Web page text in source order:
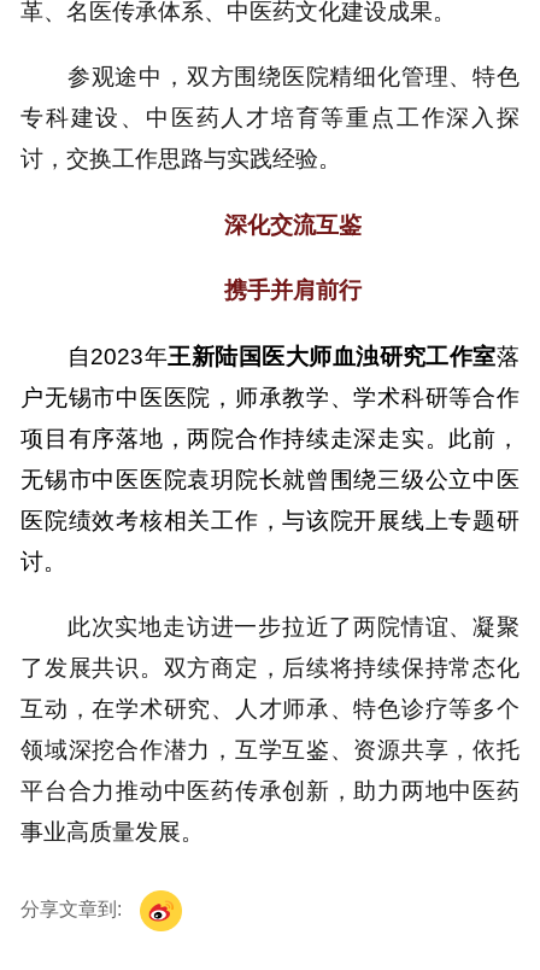
革、名医传承体系、中医药文化建设成果。
参观途中，双方围绕医院精细化管理、特色
专科建设、中医药人才培育等重点工作深入探
讨，交换工作思路与实践经验。
深化交流互鉴
携手并肩前行
自2023年王新陆国医大师血浊研究工作室落
户无锡市中医医院，师承教学、学术科研等合作
项目有序落地，两院合作持续走深走实。此前，
无锡市中医医院袁玥院长就曾围绕三级公立中医
医院绩效考核相关工作，与该院开展线上专题研
讨。
此次实地走访进一步拉近了两院情谊、凝聚
了发展共识。双方商定，后续将持续保持常态化
互动，在学术研究、人才师承、特色诊疗等多个
领域深挖合作潜力，互学互鉴、资源共享，依托
平台合力推动中医药传承创新，助力两地中医药
事业高质量发展。
分享文章到: